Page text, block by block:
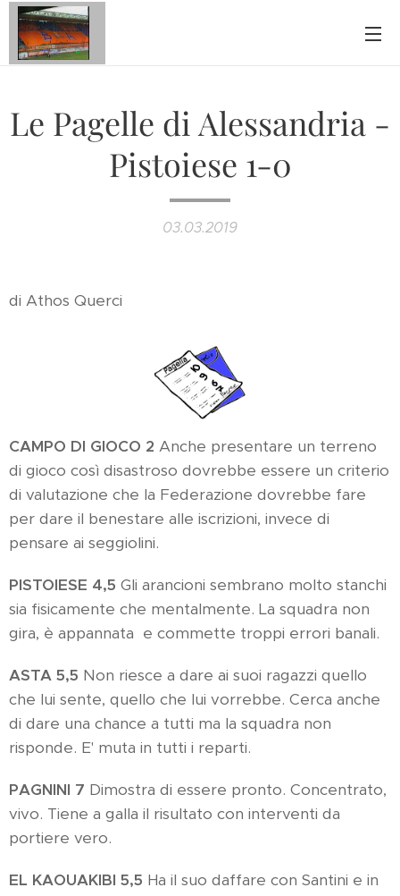
Le Pagelle di Alessandria -
Pistoiese 1-0
03.03.2019
di Athos Querci
CAMPO DI GIOCO 2 Anche presentare un terreno
di gioco così disastroso dovrebbe essere un criterio
di valutazione che la Federazione dovrebbe fare
per dare il benestare alle iscrizioni, invece di
pensare ai seggiolini.
PISTOIESE 4,5 Gli arancioni sembrano molto stanchi
sia fisicamente che mentalmente. La squadra non
gira, è appannata e commette troppi errori banali.
ASTA 5,5 Non riesce a dare ai suoi ragazzi quello
che lui sente, quello che lui vorrebbe. Cerca anche
di dare una chance a tutti ma la squadra non
risponde. E' muta in tutti i reparti.
PAGNINI 7 Dimostra di essere pronto. Concentrato,
vivo. Tiene a galla il risultato con interventi da
portiere vero.
EL KAOUAKIBI 5,5 Ha il suo daffare con Santini e in